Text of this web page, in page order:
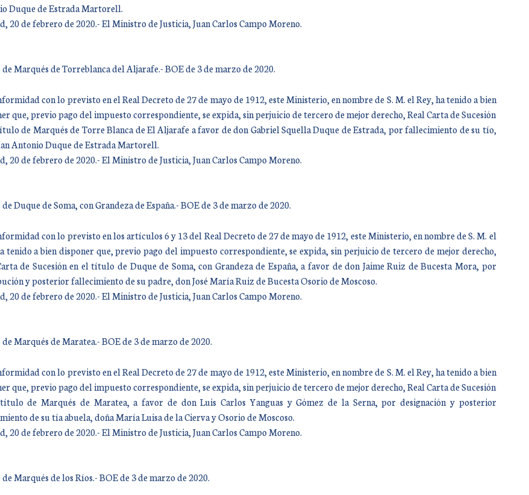
Duque de Estrada Martorell.
20 de febrero de 2020.- El Ministro de Justicia, Juan Carlos Campo Moreno.
Marqués de Torreblanca del Aljarafe.- BOE de 3 de marzo de 2020.
con lo previsto en el Real Decreto de 27 de mayo de 1912, este Ministerio, en nombre de S. M. el Rey, ha tenido a bien
que, previo pago del impuesto correspondiente, se expida, sin perjuicio de tercero de mejor derecho, Real Carta de Sucesión
de Marqués de Torre Blanca de El Aljarafe a favor de don Gabriel Squella Duque de Estrada, por fallecimiento de su tío,
Antonio Duque de Estrada Martorell.
20 de febrero de 2020.- El Ministro de Justicia, Juan Carlos Campo Moreno.
Duque de Soma, con Grandeza de España.- BOE de 3 de marzo de 2020.
con lo previsto en los artículos 6 y 13 del Real Decreto de 27 de mayo de 1912, este Ministerio, en nombre de S. M. el
tenido a bien disponer que, previo pago del impuesto correspondiente, se expida, sin perjuicio de tercero de mejor derecho,
de Sucesión en el título de Duque de Soma, con Grandeza de España, a favor de don Jaime Ruiz de Bucesta Mora, por
y posterior fallecimiento de su padre, don José María Ruiz de Bucesta Osorio de Moscoso.
20 de febrero de 2020.- El Ministro de Justicia, Juan Carlos Campo Moreno.
Marqués de Maratea.- BOE de 3 de marzo de 2020.
con lo previsto en el Real Decreto de 27 de mayo de 1912, este Ministerio, en nombre de S. M. el Rey, ha tenido a bien
que, previo pago del impuesto correspondiente, se expida, sin perjuicio de tercero de mejor derecho, Real Carta de Sucesión
de Marqués de Maratea, a favor de don Luis Carlos Yanguas y Gómez de la Serna, por designación y posterior
de su tía abuela, doña María Luisa de la Cierva y Osorio de Moscoso.
20 de febrero de 2020.- El Ministro de Justicia, Juan Carlos Campo Moreno.
Marqués de los Ríos.- BOE de 3 de marzo de 2020.